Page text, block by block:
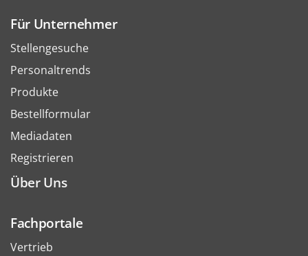
Für Unternehmer
Stellengesuche
Personaltrends
Produkte
Bestellformular
Mediadaten
Registrieren
Über Uns
Fachportale
Vertrieb